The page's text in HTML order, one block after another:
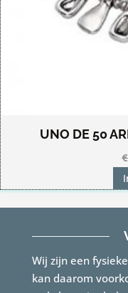
UNO DE 50
€
Wij zijn een
kan daarom